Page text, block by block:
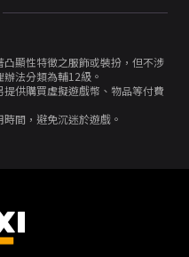
顯性特徵之服飾或裝扮，但不涉
法分類為輔12級。
供購買虛擬遊戲幣、物品等付費
間，避免沉迷於遊戲。